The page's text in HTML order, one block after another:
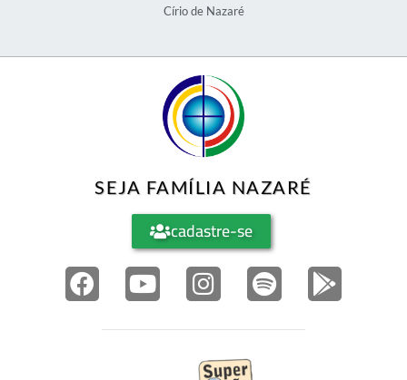
Círio de Nazaré
SEJA FAMÍLIA NAZARÉ
cadastre-se